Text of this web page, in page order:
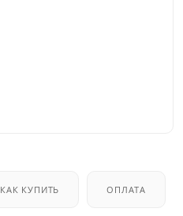
КАК КУПИТЬ ОПЛАТА